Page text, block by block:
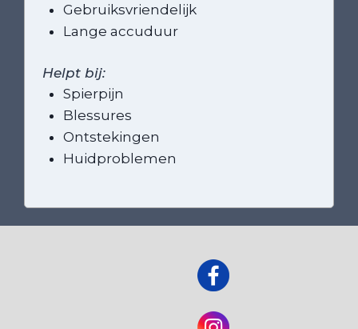
Gebruiksvriendelijk
Lange accuduur
Helpt bij:
Spierpijn
Blessures
Ontstekingen
Huidproblemen